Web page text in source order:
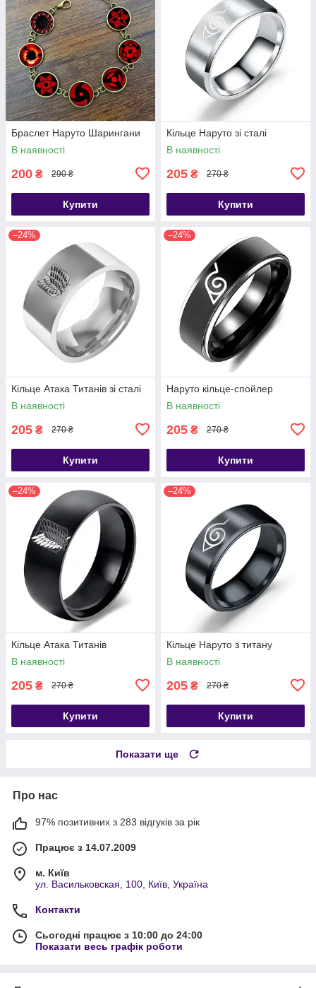
Браслет Наруто Шарингани
В наявності
200 ₴ 290 ₴
Купити
Кільце Наруто зі сталі
В наявності
205 ₴ 270 ₴
Купити
–24%
Кільце Атака Титанів зі сталі
В наявності
205 ₴ 270 ₴
Купити
–24%
Наруто кільце-спойлер
В наявності
205 ₴ 270 ₴
Купити
–24%
Кільце Атака Титанів
В наявності
205 ₴ 270 ₴
Купити
–24%
Кільце Наруто з титану
В наявності
205 ₴ 270 ₴
Купити
Показати ще
Про нас
97% позитивних з 283 відгуків за рік
Працює з 14.07.2009
м. Київ
ул. Васильковская, 100, Київ, Україна
Контакти
Сьогодні працює з 10:00 до 24:00
Показати весь графік роботи